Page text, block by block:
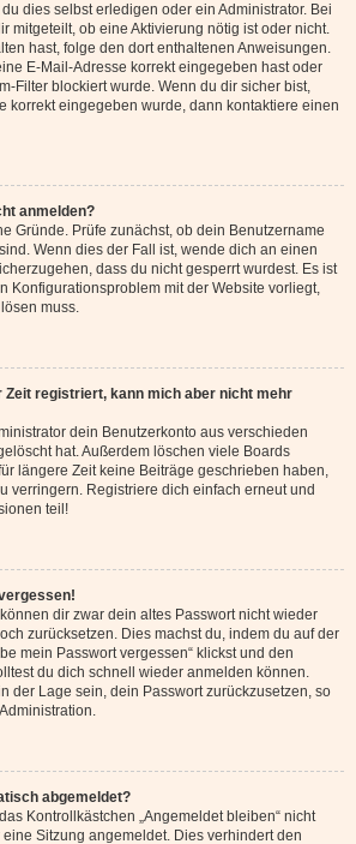
dies selbst erledigen oder ein Administrator. Bei
mitgeteilt, ob eine Aktivierung nötig ist oder nicht.
hast, folge den dort enthaltenen Anweisungen.
E-Mail-Adresse korrekt eingegeben hast oder
Filter blockiert wurde. Wenn du dir sicher bist,
korrekt eingegeben wurde, dann kontaktiere einen
anmelden?
Gründe. Prüfe zunächst, ob dein Benutzername
Wenn dies der Fall ist, wende dich an einen
dass du nicht gesperrt wurdest. Es ist
Konfigurationsproblem mit der Website vorliegt,
muss.
Zeit registriert, kann mich aber nicht mehr
dein Benutzerkonto aus verschieden
hat. Außerdem löschen viele Boards
längere Zeit keine Beiträge geschrieben haben,
verringern. Registriere dich einfach erneut und
teil!
dir zwar dein altes Passwort nicht wieder
zurücksetzen. Dies machst du, indem du auf der
mein Passwort vergessen“ klickst und den
du dich schnell wieder anmelden können.
der Lage sein, dein Passwort zurückzusetzen, so
abgemeldet?
Kontrollkästchen „Angemeldet bleiben“ nicht
Sitzung angemeldet. Dies verhindert den